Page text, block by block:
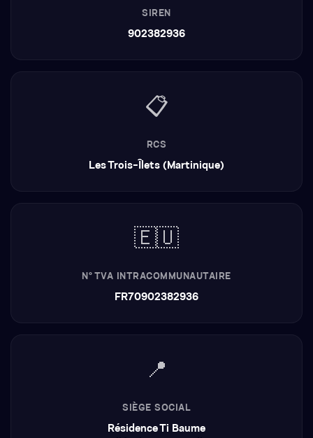
SIREN
902382936
📋
RCS
Les Trois-Îlets (Martinique)
🇪🇺
N° TVA INTRACOMMUNAUTAIRE
FR70902382936
📍
SIÈGE SOCIAL
Résidence Ti Baume